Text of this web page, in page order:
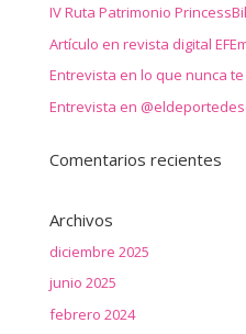
IV Ruta Patrimonio
Artículo en revista digital
Entrevista en lo que nunca
Entrevista en
Comentarios recientes
Archivos
diciembre 2025
junio 2025
febrero 2024